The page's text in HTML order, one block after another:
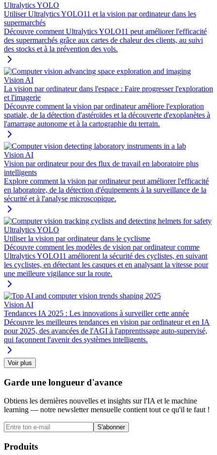
Ultralytics YOLO
Utiliser Ultralytics YOLO11 et la vision par ordinateur dans les
supermarchés
Découvre comment Ultralytics YOLO11 peut améliorer l'efficacité
des supermarchés grâce aux cartes de chaleur des clients, au suivi
des stocks et à la prévention des vols.
Vision AI
La vision par ordinateur dans l'espace : Faire progresser l'exploration
et l'imagerie
Découvre comment la vision par ordinateur améliore l'exploration
spatiale, de la détection d'astéroïdes et la découverte d'exoplanètes à
l'amarrage autonome et à la cartographie du terrain.
Vision AI
Vision par ordinateur pour des flux de travail en laboratoire plus
intelligents
Explore comment la vision par ordinateur peut améliorer l'efficacité
en laboratoire, de la détection d'équipements à la surveillance de la
sécurité et à l'analyse microscopique.
Ultralytics YOLO
Utiliser la vision par ordinateur dans le cyclisme
Découvre comment les modèles de vision par ordinateur comme
Ultralytics YOLO11 améliorent la sécurité des cyclistes, en suivant
les cyclistes, en détectant les casques et en analysant la vitesse pour
une meilleure vigilance sur la route.
Vision AI
Tendances IA 2025 : Les innovations à surveiller cette année
Découvre les meilleures tendances en vision par ordinateur et en IA
pour 2025, des avancées de l'AGI à l'apprentissage auto-supervisé,
qui façonnent l'avenir des systèmes intelligents.
Voir plus
Garde une longueur d'avance
Obtiens les dernières nouvelles et insights sur l'IA et le machine
learning — notre newsletter mensuelle contient tout ce qu'il te faut !
S'abonner
Produits